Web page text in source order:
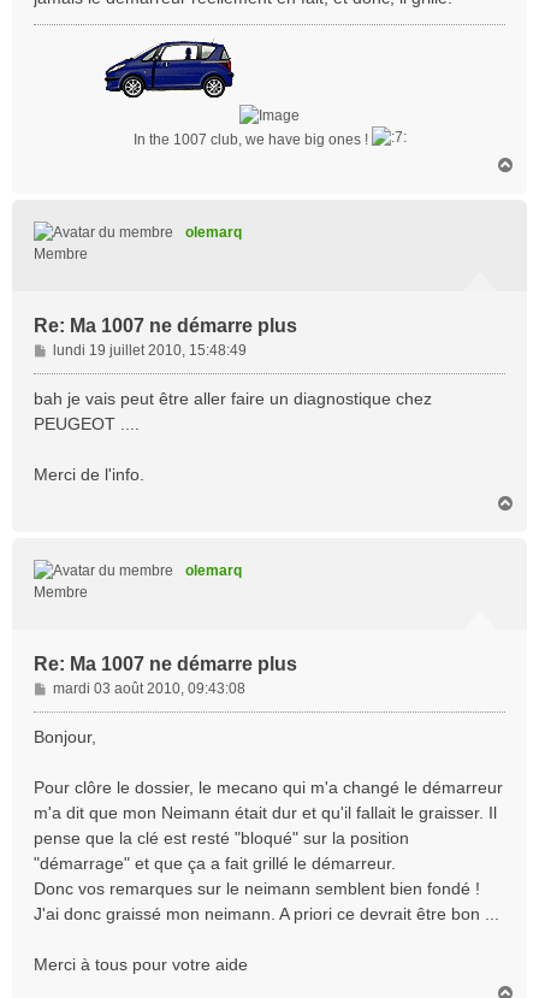
In the 1007 club, we have big ones !
olemarq
Membre
Re: Ma 1007 ne démarre plus
M
e
s
s
a
e
lundi 19 juillet 2010, 15:48:49
bah je vais peut être aller faire un diagnostique chez
PEUGEOT ....
Merci de l'info.
olemarq
Membre
Re: Ma 1007 ne démarre plus
M
e
s
g
e
mardi 03 août 2010, 09:43:08
Bonjour,
Pour clôre le dossier, le mecano qui m'a changé le démarreur
m'a dit que mon Neimann était dur et qu'il fallait le graisser. Il
pense que la clé est resté "bloqué" sur la position
"démarrage" et que ça a fait grillé le démarreur.
Donc vos remarques sur le neimann semblent bien fondé !
J'ai donc graissé mon neimann. A priori ce devrait être bon ...
Merci à tous pour votre aide